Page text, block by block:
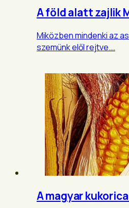
A föld alatt zajlik
Miközben mindenki az
szemünk elől rejtve.…
A magyar